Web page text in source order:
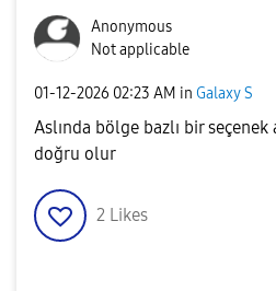
Anonymous
Not applicable
‎01-12-2026 02:23 AM in Galaxy S
Aslında bölge bazlı bir seçenek
doğru olur
2 Likes